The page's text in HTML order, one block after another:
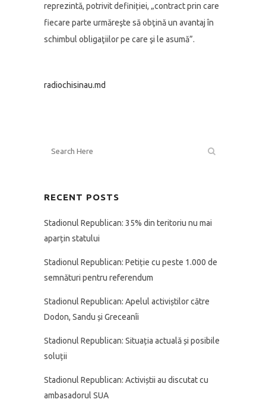
reprezintă, potrivit definiției, „contract prin care
fiecare parte urmăreşte să obţină un avantaj în
schimbul obligaţiilor pe care şi le asumă”.
radiochisinau.md
RECENT POSTS
Stadionul Republican: 35% din teritoriu nu mai
aparțin statului
Stadionul Republican: Petiție cu peste 1.000 de
semnături pentru referendum
Stadionul Republican: Apelul activiștilor către
Dodon, Sandu și Greceanîi
Stadionul Republican: Situația actuală și posibile
soluții
Stadionul Republican: Activiștii au discutat cu
ambasadorul SUA